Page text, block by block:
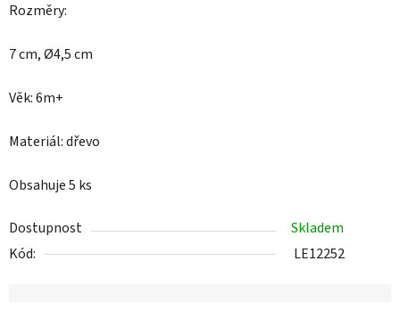
Rozměry:
7 cm, Ø4,5 cm
Věk: 6m+
Materiál: dřevo
Obsahuje 5 ks
Dostupnost
Skladem
Kód:
LE12252